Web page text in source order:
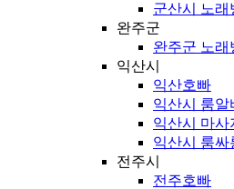
군산시 노래
완주군
완주군 노래
익산시
익산호빠
익산시 룸알
익산시 마사
익산시 룸싸
전주시
전주호빠